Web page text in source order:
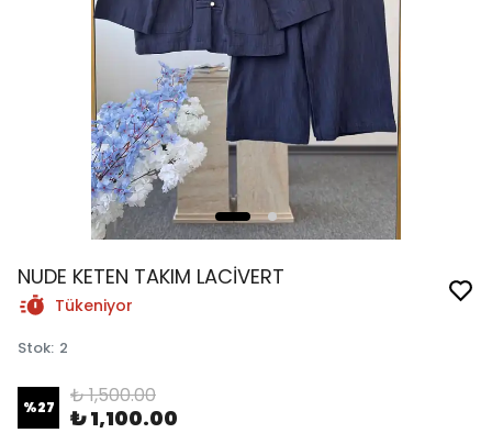
NUDE KETEN TAKIM LACİVERT
Tükeniyor
Stok: 2
%27 ₺ 1,500.00
₺ 1,100.00